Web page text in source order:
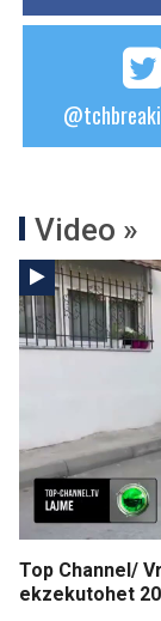
Video »
Top Channel/
ekzekutohet